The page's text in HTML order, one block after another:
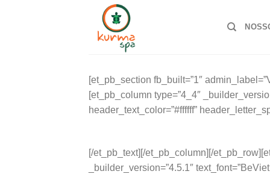
[et_pb_section fb_built=”1″
[et_pb_column type=”4_4″
header_text_color=”#ffffff”
[/et_pb_text][/et_pb_column][/
_builder_version=”4.5.1″